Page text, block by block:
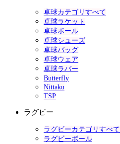
卓球カテゴリすべて
卓球ラケット
卓球ボール
卓球シューズ
卓球バッグ
卓球ウェア
卓球ラバー
Butterfly
Nittaku
TSP
ラグビー
ラグビーカテゴリすべて
ラグビーボール